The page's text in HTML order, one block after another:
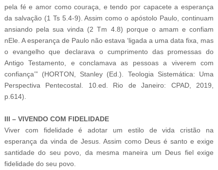
pela fé e amor como couraça, e tendo por capacete a esperança
da salvação (1 Ts 5.4-9). Assim como o apóstolo Paulo, continuam
ansiando pela sua vinda (2 Tm 4.8) porque o amam e confiam
nEle. A esperança de Paulo não estava ‘ligada a uma data fixa, mas
o evangelho que declarava o cumprimento das promessas do
Antigo Testamento, e conclamava as pessoas a viverem com
confiança’” (HORTON, Stanley (Ed.). Teologia Sistemática: Uma
Perspectiva Pentecostal. 10.ed. Rio de Janeiro: CPAD, 2019,
p.614).
III – VIVENDO COM FIDELIDADE
Viver com fidelidade é adotar um estilo de vida cristão na
esperança da vinda de Jesus. Assim como Deus é santo e exige
santidade do seu povo, da mesma maneira um Deus fiel exige
fidelidade do seu povo.